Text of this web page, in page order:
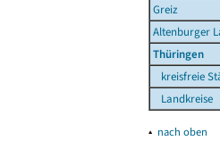
Greiz
Altenburger
Thüringen
kreisfreie
Landkreise
▴ nach oben